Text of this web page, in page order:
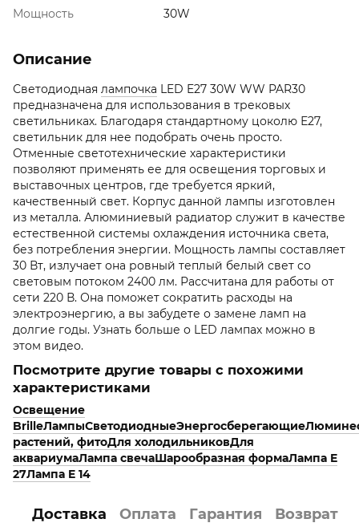
Мощность
30W
Описание
Светодиодная лампочка LED E27 30W WW PAR30
предназначена для использования в трековых
светильниках. Благодаря стандартному цоколю Е27,
светильник для нее подобрать очень просто.
Отменные светотехнические характеристики
позволяют применять ее для освещения торговых и
выставочных центров, где требуется яркий,
качественный свет. Корпус данной лампы изготовлен
из металла. Алюминиевый радиатор служит в качестве
естественной системы охлаждения источника света,
без потребления энергии. Мощность лампы составляет
30 Вт, излучает она ровный теплый белый свет со
световым потоком 2400 лм. Рассчитана для работы от
сети 220 В. Она поможет сократить расходы на
электроэнергию, а вы забудете о замене ламп на
долгие годы. Узнать больше о LED лампах можно в
этом видео.
Посмотрите другие товары с похожими
характеристиками
Освещение
BrilleЛампыСветодиодныеЭнергосберегающие
растений, фитоДля холодильниковДля
аквариумаЛампа свечаШарообразная формаЛампа E
27Лампа E 14
Доставка Оплата Гарантия Возврат